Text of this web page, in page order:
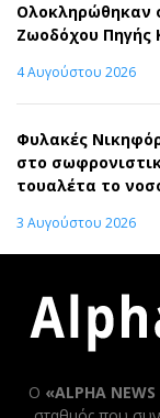
Ολοκληρώθηκαν
Ζωοδόχου Πηγής
4 Αυγούστου 2026
Φυλακές
στο
τουαλέτα το
3 Αυγούστου 2026
Ο «ALPHA